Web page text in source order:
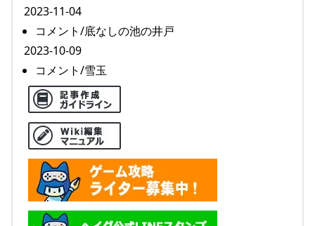
2023-11-04
コメント/底なしの池の井戸
2023-10-09
コメント/雪玉